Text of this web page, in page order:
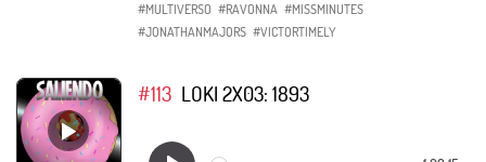
#MULTIVERSO #RAVONNA #MISSMINUTES
#JONATHANMAJORS #VICTORTIMELY
#113 LOKI 2X03: 1893